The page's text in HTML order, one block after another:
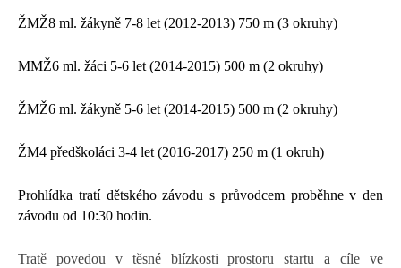
ŽMŽ8 ml. žákyně 7-8 let (2012-2013) 750 m (3 okruhy)
MMŽ6 ml. žáci 5-6 let (2014-2015) 500 m (2 okruhy)
ŽMŽ6 ml. žákyně 5-6 let (2014-2015) 500 m (2 okruhy)
ŽM4 předškoláci 3-4 let (2016-2017) 250 m (1 okruh)
Prohlídka tratí dětského závodu s průvodcem proběhne v den
závodu od 10:30 hodin.
Tratě povedou v těsné blízkosti prostoru startu a cíle ve